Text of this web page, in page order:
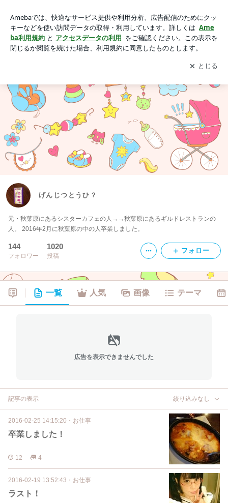
アプリをダウンロードして ブログの更新通知
を受け取りまし
ょう。
開く
げんじつとうひ？
元・秋葉原にあるシスターカフェの人→→秋葉原にあるギルドレストランの
人。 2016年2月に秋葉原の中の人卒業しました。
144
フォロワー
1020
投稿
フォロー
一覧 人気 画像 テーマ
広告を表示できませんでした
記事の表示 絞り込みなし
2016-02-25 14:15:20 ・ お仕事
卒業しました！
12 4
2016-02-19 13:52:43 ・ お仕事
ラスト！